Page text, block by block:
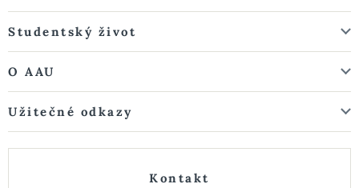
Studentský život
O AAU
Užitečné odkazy
Kontakt